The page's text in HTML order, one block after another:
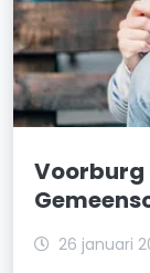
Voorburg
26 januari